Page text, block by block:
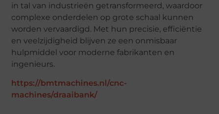
in tal van industrieën getransformeerd, waardoor
complexe onderdelen op grote schaal kunnen
worden vervaardigd. Met hun precisie, efficiëntie
en veelzijdigheid blijven ze een onmisbaar
hulpmiddel voor moderne fabrikanten en
ingenieurs.
https://bmtmachines.nl/cnc-
machines/draaibank/